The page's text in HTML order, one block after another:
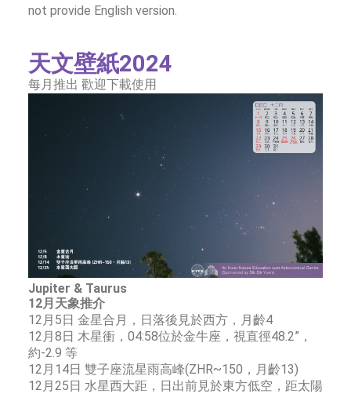
not provide English version.
天文壁紙2024
每月推出 歡迎下載使用
Jupiter & Taurus
12月天象推介
12月5日 金星合月，日落後見於西方，月齡4
12月8日 木星衝，04:58位於金牛座，視直徑48.2”，
約-2.9 等
12月14日 雙子座流星雨高峰(ZHR~150，月齡13)
12月25日 水星西大距，日出前見於東方低空，距太陽